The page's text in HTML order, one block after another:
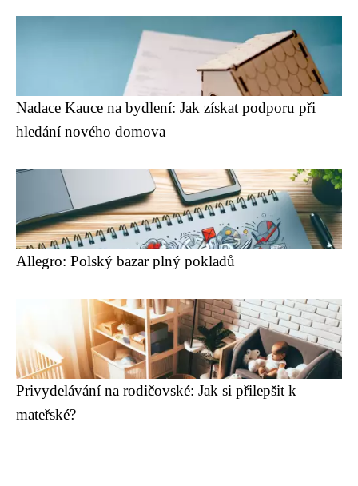
Nadace Kauce na bydlení: Jak získat podporu při
hledání nového domova
Allegro: Polský bazar plný pokladů
Privydelávání na rodičovské: Jak si přilepšit k
mateřské?